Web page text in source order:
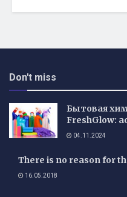
Don't miss
Бытовая
FreshGlow:
04.11.2024
There is no reason for
16.05.2018